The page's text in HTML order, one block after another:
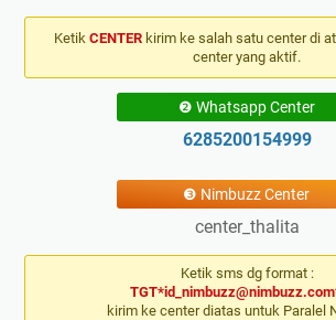
Ketik CENTER kirim ke salah satu center di
center yang aktif.
❷ Whatsapp Center
6285200154999
❸ Nimbuzz Center
center_thalita
Ketik sms dg format :
kirim ke center diatas untuk Paralel